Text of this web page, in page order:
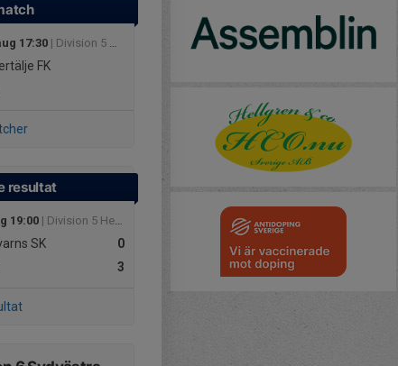
17:30 | Division 5 Herr Södermanland
FK
resultat
19:00 | Division 5 Herr Södermanland
0
SK
3